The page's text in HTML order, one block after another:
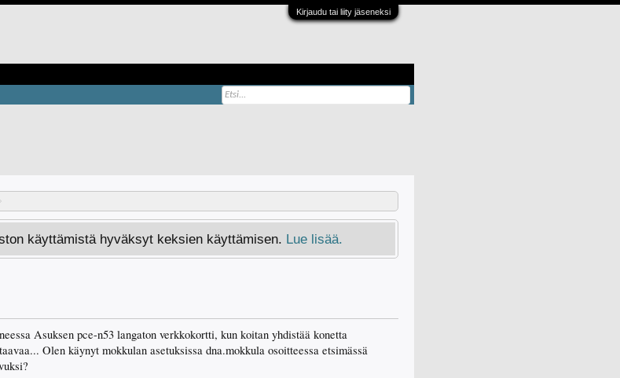
Kirjaudu tai liity jäseneksi
käyttämistä hyväksyt keksien käyttämisen. Lue lisää.
Asuksen pce-n53 langaton verkkokortti, kun koitan yhdistää konetta
Olen käynyt mokkulan asetuksissa dna.mokkula osoitteessa etsimässä